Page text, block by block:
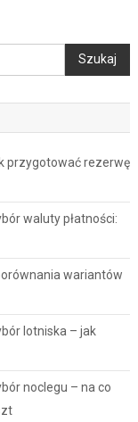
Szukaj
przygotować rezerwę
waluty płatności:
wariantów
lotniska – jak
noclegu – na co